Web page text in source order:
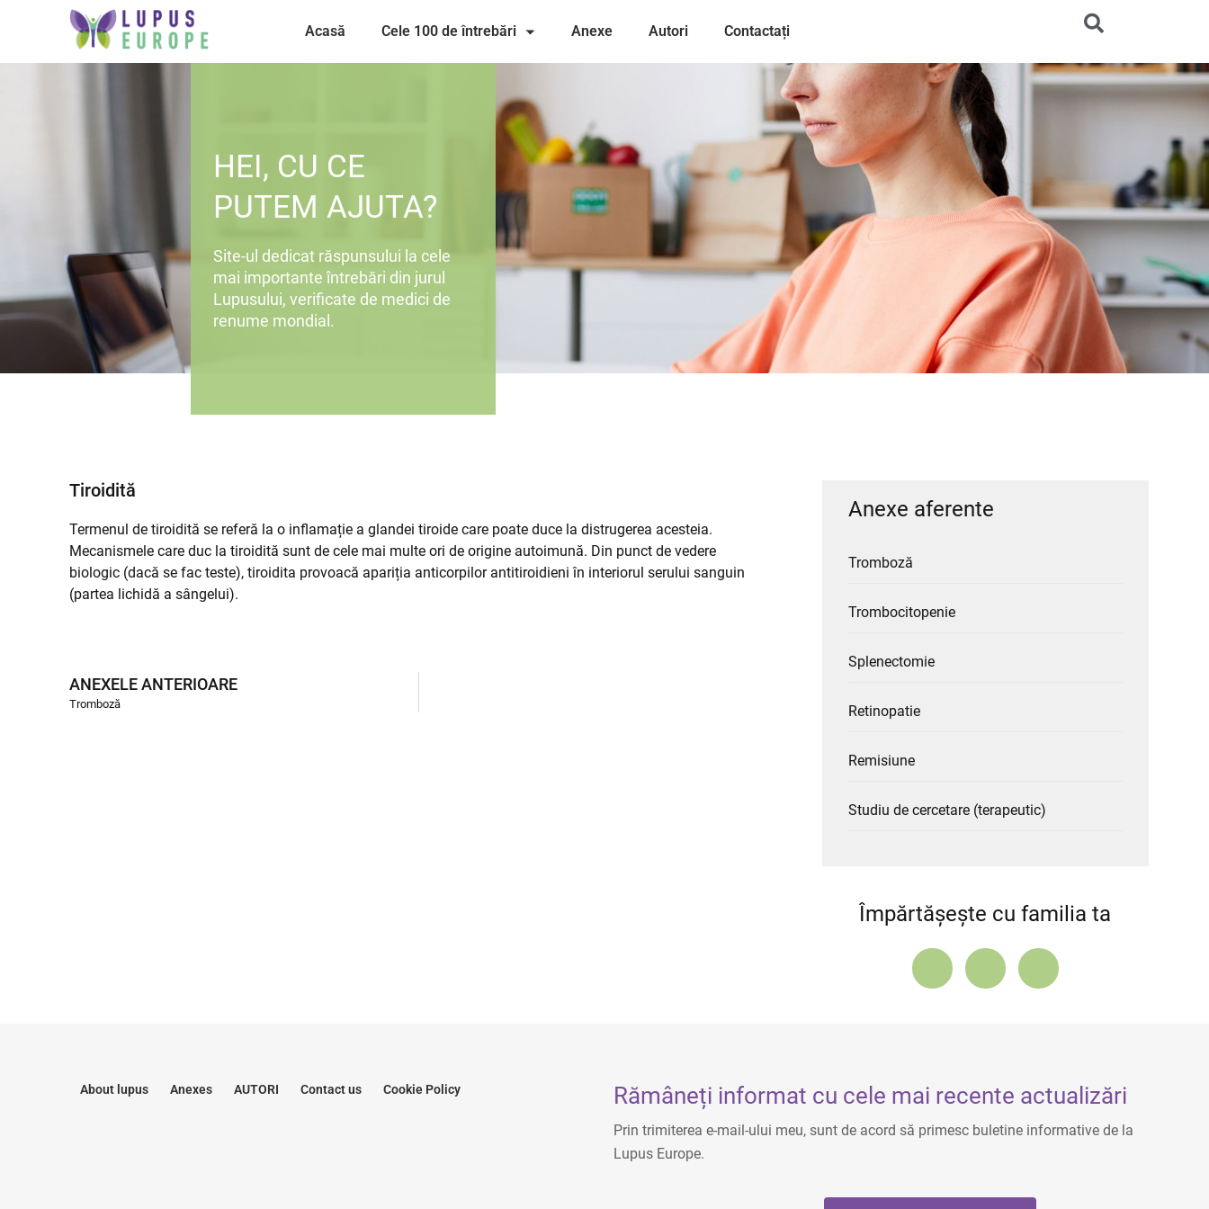
Acasă Cele 100 de întrebări Anexe Autori Contactați
HEI, CU CE
PUTEM AJUTA?
Site-ul dedicat răspunsului la cele
mai importante întrebări din jurul
Lupusului, verificate de medici de
renume mondial.
Tiroidită
Termenul de tiroidită se referă la o inflamație a glandei tiroide care poate duce la distrugerea acesteia.
Mecanismele care duc la tiroidită sunt de cele mai multe ori de origine autoimună. Din punct de vedere
biologic (dacă se fac teste), tiroidita provoacă apariția anticorpilor antitiroidieni în interiorul serului sanguin
(partea lichidă a sângelui).
ANEXELE ANTERIOARE
Tromboză
Anexe aferente
Tromboză
Trombocitopenie
Splenectomie
Retinopatie
Remisiune
Studiu de cercetare (terapeutic)
Împărtășește cu familia ta
About lupus Anexes AUTORI Contact us Cookie Policy Rămâneți informat cu cele mai recente actualizări
Prin trimiterea e-mail-ului meu, sunt de acord să primesc buletine informative de la
Lupus Europe.